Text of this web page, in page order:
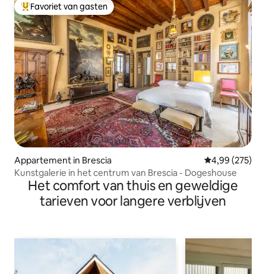
Topfavoriet van gasten
Favoriet van gasten
Appartement in Brescia Gemiddelde
4,99 (275)
Kunstgalerie in het centrum van Brescia - Dogeshouse
Het comfort van thuis en geweldige
tarieven voor langere verblijven